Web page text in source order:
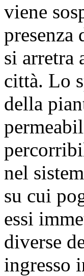
viene
si arretra
città. Lo
della
nel
su cui
essi
diverse
ingresso